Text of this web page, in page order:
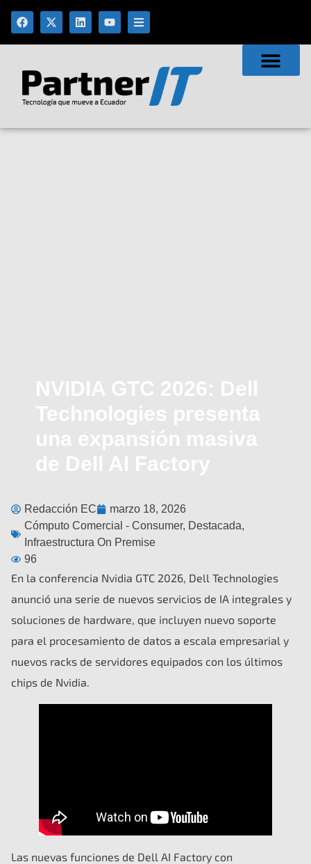
NVIDIA GTC 2026: Dell
Technologies presenta
una expansión masiva
de Dell AI Factory
Redacción EC
marzo 18, 2026
Cómputo Comercial - Consumer, Destacada,
Infraestructura On Premise
96
En la conferencia Nvidia GTC 2026, Dell Technologies
anunció una serie de nuevos servicios de IA integrales y
soluciones de hardware, que incluyen nuevo soporte
para el procesamiento de datos a escala empresarial y
nuevos racks de servidores equipados con los últimos
chips de Nvidia.
Las nuevas funciones de Dell AI Factory con